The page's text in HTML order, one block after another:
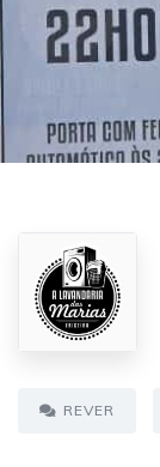
REVER